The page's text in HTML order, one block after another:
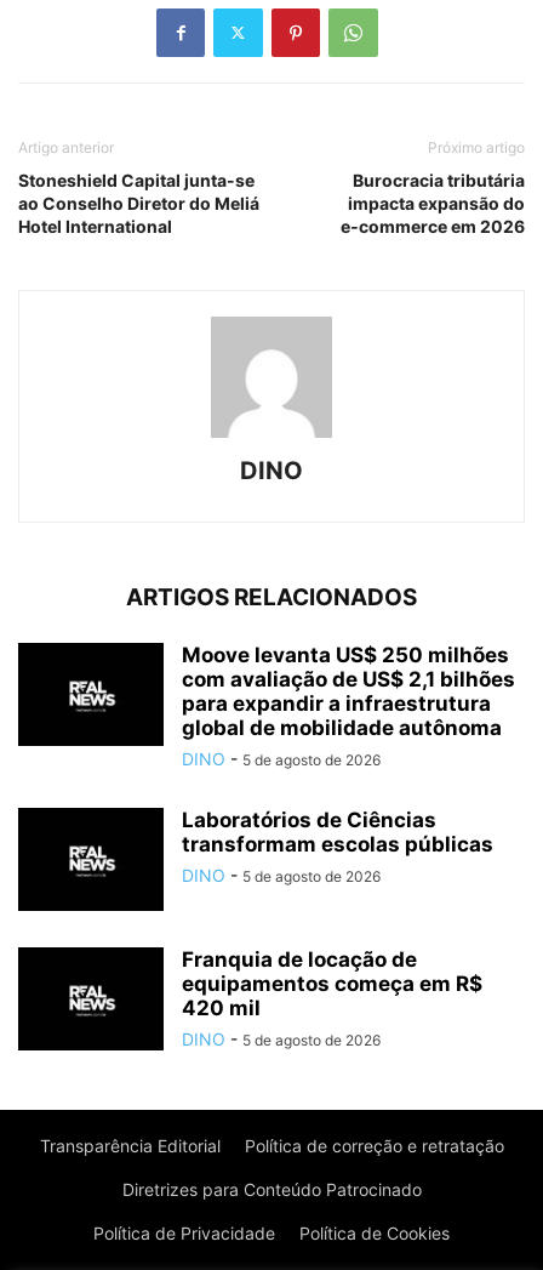
Artigo anterior
Stoneshield Capital junta-se
ao Conselho Diretor do Meliá
Hotel International
Próximo artigo
Burocracia tributária
impacta expansão do
e‑commerce em 2026
DINO
ARTIGOS RELACIONADOS
Moove levanta US$ 250 milhões
com avaliação de US$ 2,1 bilhões
para expandir a infraestrutura
global de mobilidade autônoma
DINO - 5 de agosto de 2026
Laboratórios de Ciências
transformam escolas públicas
DINO - 5 de agosto de 2026
Franquia de locação de
equipamentos começa em R$
420 mil
DINO - 5 de agosto de 2026
Transparência Editorial Política de correção e retratação
Diretrizes para Conteúdo Patrocinado
Política de Privacidade Política de Cookies